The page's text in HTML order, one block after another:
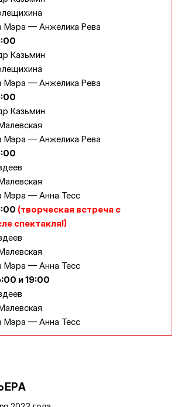
Мэра — Анжелика Рева
Казьмин
Мэра — Анжелика Рева
Казьмин
Мэра — Анжелика Рева
Мэра — Анна Тесс
(творческая встреча с
спектакля!)
Мэра — Анна Тесс
и 19:00
Мэра — Анна Тесс